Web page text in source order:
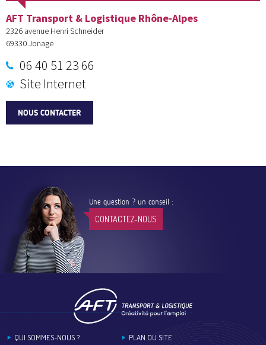
AFT Transport & Logistique Rhône-Alpes
2326 avenue Henri Schneider
69330Jonage
06 40 51 23 66
Site Internet
NOUS CONTACTER
Une question ? un conseil :
CONTACTEZ-NOUS
QUI SOMMES-NOUS ? PLAN DU SITE